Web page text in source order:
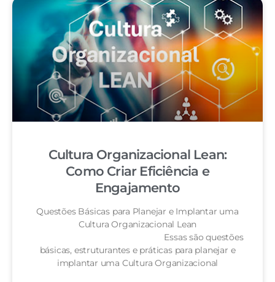
Cultura Organizacional Lean:
Como Criar Eficiência e
Engajamento
Questões Básicas para Planejar e Implantar uma
Cultura Organizacional Lean
Essas são questões
básicas, estruturantes e práticas para planejar e
implantar uma Cultura Organizacional